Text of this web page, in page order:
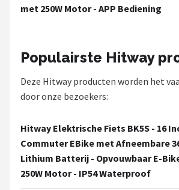
met 250W Motor - APP Bediening
Populairste Hitway
Deze Hitway producten worden het
door onze bezoekers:
Hitway Elektrische Fiets BK5S - 16
Commuter EBike met Afneembare
Lithium Batterij - Opvouwbaar E-
250W Motor - IP54 Waterproof